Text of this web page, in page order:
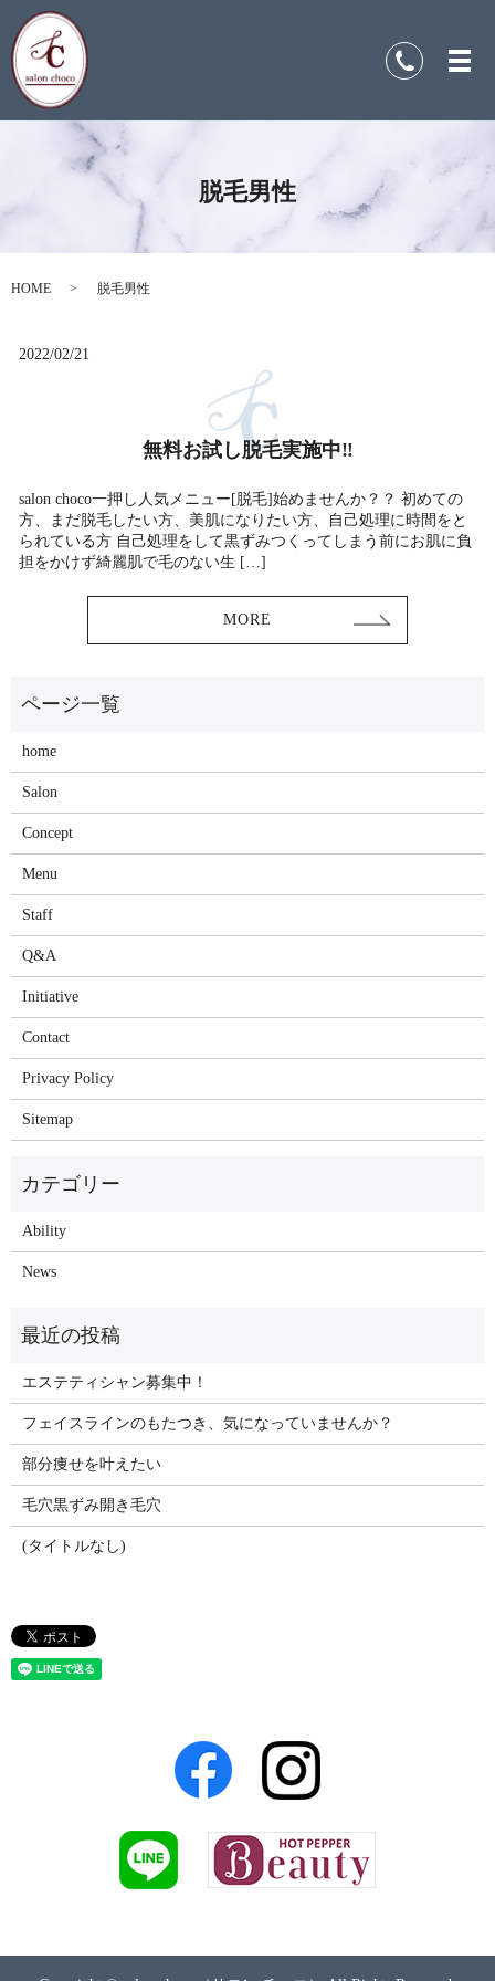
脱毛男性
HOME 脱毛男性
2022/02/21
無料お試し脱毛実施中‼️
salon choco一押し人気メニュー[脱毛]始めませんか？？ 初めての
方、まだ脱毛したい方、美肌になりたい方、自己処理に時間をと
られている方 自己処理をして黒ずみつくってしまう前にお肌に負
担をかけず綺麗肌で毛のない生 […]
MORE
home
Salon
Concept
Menu
Staff
Q&A
Initiative
Contact
Privacy Policy
Sitemap
Ability
News
エステティシャン募集中！
フェイスラインのもたつき、気になっていませんか？
部分痩せを叶えたい
毛穴黒ずみ開き毛穴
(タイトルなし)